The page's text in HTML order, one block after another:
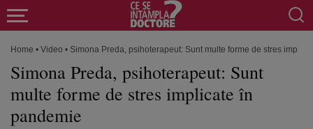
Home • Video • Simona Preda, psihoterapeut: Sunt multe forme de stres
Simona Preda, psihoterapeut: Sunt
multe forme de stres implicate în
pandemie